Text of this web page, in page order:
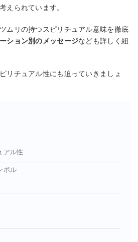
えられています。
ムリの持つスピリチュアル意味を徹底
ション別のメッセージなども詳しく紐
リチュアル性にも迫っていきましょ
アル性
ボル